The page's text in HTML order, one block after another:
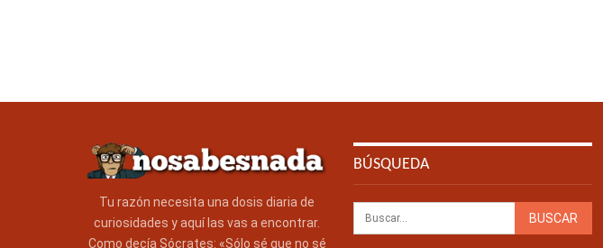
Tu razón necesita una dosis diaria de
curiosidades y aquí las vas a encontrar.
Como decía Sócrates: «Sólo sé que no sé
BÚSQUEDA